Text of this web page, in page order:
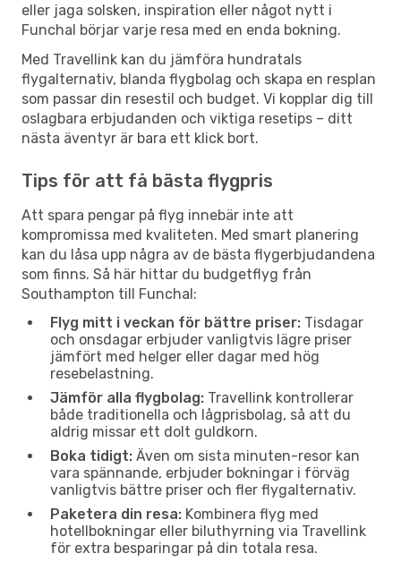
eller jaga solsken, inspiration eller något nytt i
Funchal börjar varje resa med en enda bokning.
Med Travellink kan du jämföra hundratals
flygalternativ, blanda flygbolag och skapa en resplan
som passar din resestil och budget. Vi kopplar dig till
oslagbara erbjudanden och viktiga resetips – ditt
nästa äventyr är bara ett klick bort.
Tips för att få bästa flygpris
Att spara pengar på flyg innebär inte att
kompromissa med kvaliteten. Med smart planering
kan du låsa upp några av de bästa flygerbjudandena
som finns. Så här hittar du budgetflyg från
Southampton till Funchal:
Flyg mitt i veckan för bättre priser: Tisdagar
och onsdagar erbjuder vanligtvis lägre priser
jämfört med helger eller dagar med hög
resebelastning.
Jämför alla flygbolag: Travellink kontrollerar
både traditionella och lågprisbolag, så att du
aldrig missar ett dolt guldkorn.
Boka tidigt: Även om sista minuten-resor kan
vara spännande, erbjuder bokningar i förväg
vanligtvis bättre priser och fler flygalternativ.
Paketera din resa: Kombinera flyg med
hotellbokningar eller biluthyrning via Travellink
för extra besparingar på din totala resa.